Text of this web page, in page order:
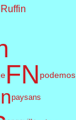
Ruffin
FN podemos
paysans